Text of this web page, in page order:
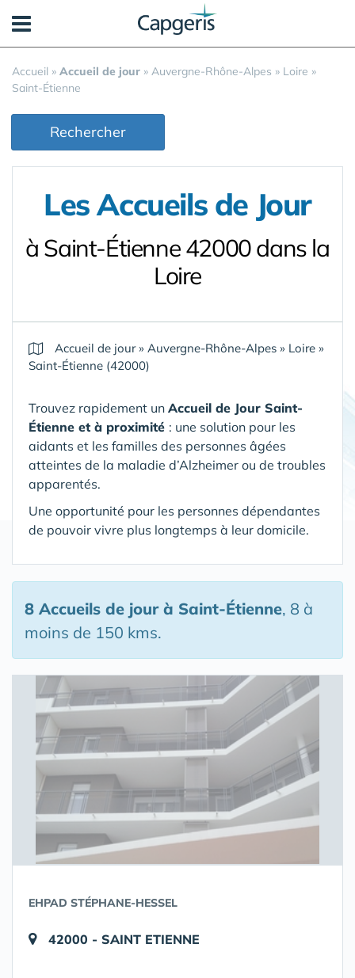
Accueil » Accueil de jour » Auvergne-Rhône-Alpes » Loire »
Saint-Étienne
Rechercher
Les Accueils de Jour
à Saint-Étienne 42000 dans la
Loire
Accueil de jour» Auvergne-Rhône-Alpes » Loire »
Saint-Étienne (42000)
Trouvez rapidement un Accueil de Jour Saint-
Étienne et à proximité : une solution pour les
aidants et les familles des personnes âgées
atteintes de la maladie d’Alzheimer ou de troubles
apparentés.
Une opportunité pour les personnes dépendantes
de pouvoir vivre plus longtemps à leur domicile.
8 Accueils de jourà Saint-Étienne, 8 à
moins de 150 kms.
EHPAD STÉPHANE-HESSEL
42000 - SAINT ETIENNE